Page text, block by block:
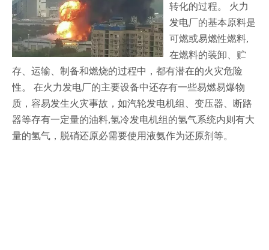
转化的过程。 火力
发电厂的基本原料是
可燃或易燃性燃料,
在燃料的装卸、贮
存、运输、制备和燃烧的过程中，都有潜在的火灾危险
性。 在火力发电厂的主要设备中还存有一些易燃易爆物
质，容易发生火灾事故，如汽轮发电机组、变压器、断路
器等存有一定量的油料,氢冷发电机组的氢气系统内则有大
量的氢气，脱硝还原必需要使用液氨作为还原剂等。